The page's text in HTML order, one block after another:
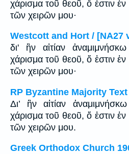
χάρισμα τοῦ θεοῦ, ὅ ἐστιν
τῶν χειρῶν μου·
Westcott and Hort / [NA27
δι' ἣν αἰτίαν
χάρισμα τοῦ θεοῦ, ὅ ἐστιν
τῶν χειρῶν μου·
RP Byzantine Majority Text
Δι’ ἣν αἰτίαν
χάρισμα τοῦ θεοῦ, ὅ ἐστιν
τῶν χειρῶν μου.
Greek Orthodox Church